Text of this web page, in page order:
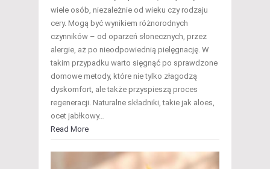
wiele osób, niezależnie od wieku czy rodzaju
cery. Mogą być wynikiem różnorodnych
czynników – od oparzeń słonecznych, przez
alergie, aż po nieodpowiednią pielęgnację. W
takim przypadku warto sięgnąć po sprawdzone
domowe metody, które nie tylko złagodzą
dyskomfort, ale także przyspieszą proces
regeneracji. Naturalne składniki, takie jak aloes,
ocet jabłkowy…
Read More